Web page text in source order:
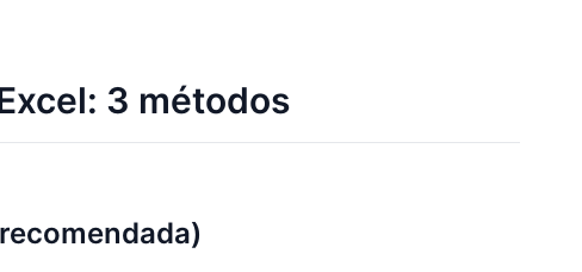
3 métodos